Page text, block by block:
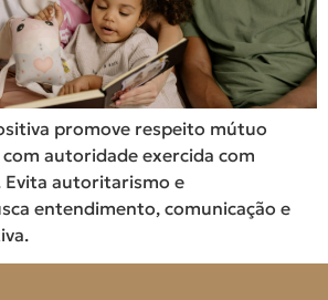
promove respeito mútuo
autoridade exercida com
Evita autoritarismo e
entendimento, comunicação e